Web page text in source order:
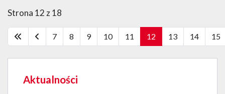
Strona 12 z 18
7 8 9 10 11 12 13 14 15
Aktualności